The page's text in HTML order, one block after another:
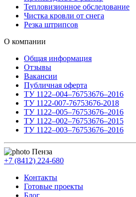
Тепловизионное обследование
Чистка кровли от снега
Резка штрипсов
О компании
Общая информация
Отзывы
Вакансии
Публичная оферта
ТУ 1122–004–76753676–2016
ТУ 1122-007-76753676-2018
ТУ 1122–005–76753676–2016
ТУ 1122–002–76753676–2015
ТУ 1122–003–76753676–2016
Пенза
+7 (8412) 224-680
Контакты
Готовые проекты
Блог